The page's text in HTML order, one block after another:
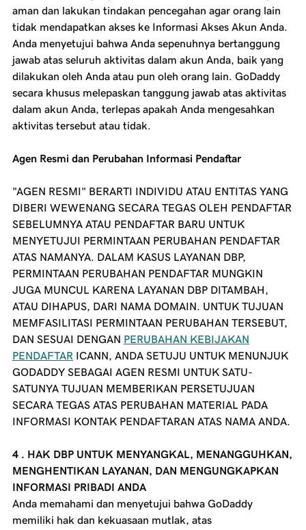
aman dan lakukan tindakan pencegahan agar orang lain
tidak mendapatkan akses ke Informasi Akses Akun Anda.
Anda menyetujui bahwa Anda sepenuhnya bertanggung
jawab atas seluruh aktivitas dalam akun Anda, baik yang
dilakukan oleh Anda atau pun oleh orang lain. GoDaddy
secara khusus melepaskan tanggung jawab atas aktivitas
dalam akun Anda, terlepas apakah Anda mengesahkan
aktivitas tersebut atau tidak.
Agen Resmi dan Perubahan Informasi Pendaftar
"AGEN RESMI" BERARTI INDIVIDU ATAU ENTITAS YANG
DIBERI WEWENANG SECARA TEGAS OLEH PENDAFTAR
SEBELUMNYA ATAU PENDAFTAR BARU UNTUK
MENYETUJUI PERMINTAAN PERUBAHAN PENDAFTAR
ATAS NAMANYA. DALAM KASUS LAYANAN DBP,
PERMINTAAN PERUBAHAN PENDAFTAR MUNGKIN
JUGA MUNCUL KARENA LAYANAN DBP DITAMBAH,
ATAU DIHAPUS, DARI NAMA DOMAIN. UNTUK TUJUAN
MEMFASILITASI PERMINTAAN PERUBAHAN TERSEBUT,
DAN SESUAI DENGAN PERUBAHAN KEBIJAKAN
PENDAFTAR ICANN, ANDA SETUJU UNTUK MENUNJUK
GODADDYSEBAGAI AGEN RESMI UNTUK SATU-
SATUNYA TUJUAN MEMBERIKAN PERSETUJUAN
SECARA TEGAS ATAS PERUBAHAN MATERIAL PADA
INFORMASI KONTAK PENDAFTARAN ATAS NAMA ANDA.
4 . HAK DBP UNTUK MENYANGKAL, MENANGGUHKAN,
MENGHENTIKAN LAYANAN, DAN MENGUNGKAPKAN
INFORMASI PRIBADI ANDA
Anda memahami dan menyetujui bahwa GoDaddy
memiliki hak dan kekuasaan mutlak, atas